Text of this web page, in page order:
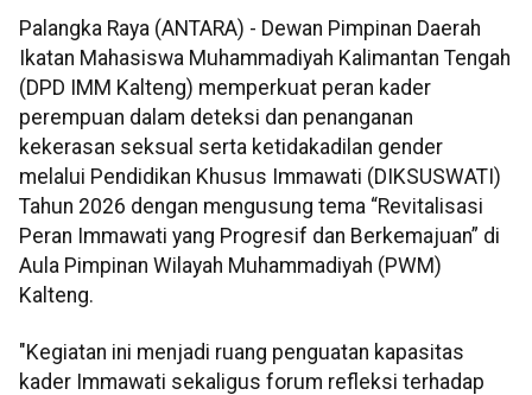
Palangka Raya (ANTARA) - Dewan Pimpinan Daerah
Ikatan Mahasiswa Muhammadiyah Kalimantan Tengah
(DPD IMM Kalteng) memperkuat peran kader
perempuan dalam deteksi dan penanganan
kekerasan seksual serta ketidakadilan gender
melalui Pendidikan Khusus Immawati (DIKSUSWATI)
Tahun 2026 dengan mengusung tema “Revitalisasi
Peran Immawati yang Progresif dan Berkemajuan” di
Aula Pimpinan Wilayah Muhammadiyah (PWM)
Kalteng.
"Kegiatan ini menjadi ruang penguatan kapasitas
kader Immawati sekaligus forum refleksi terhadap